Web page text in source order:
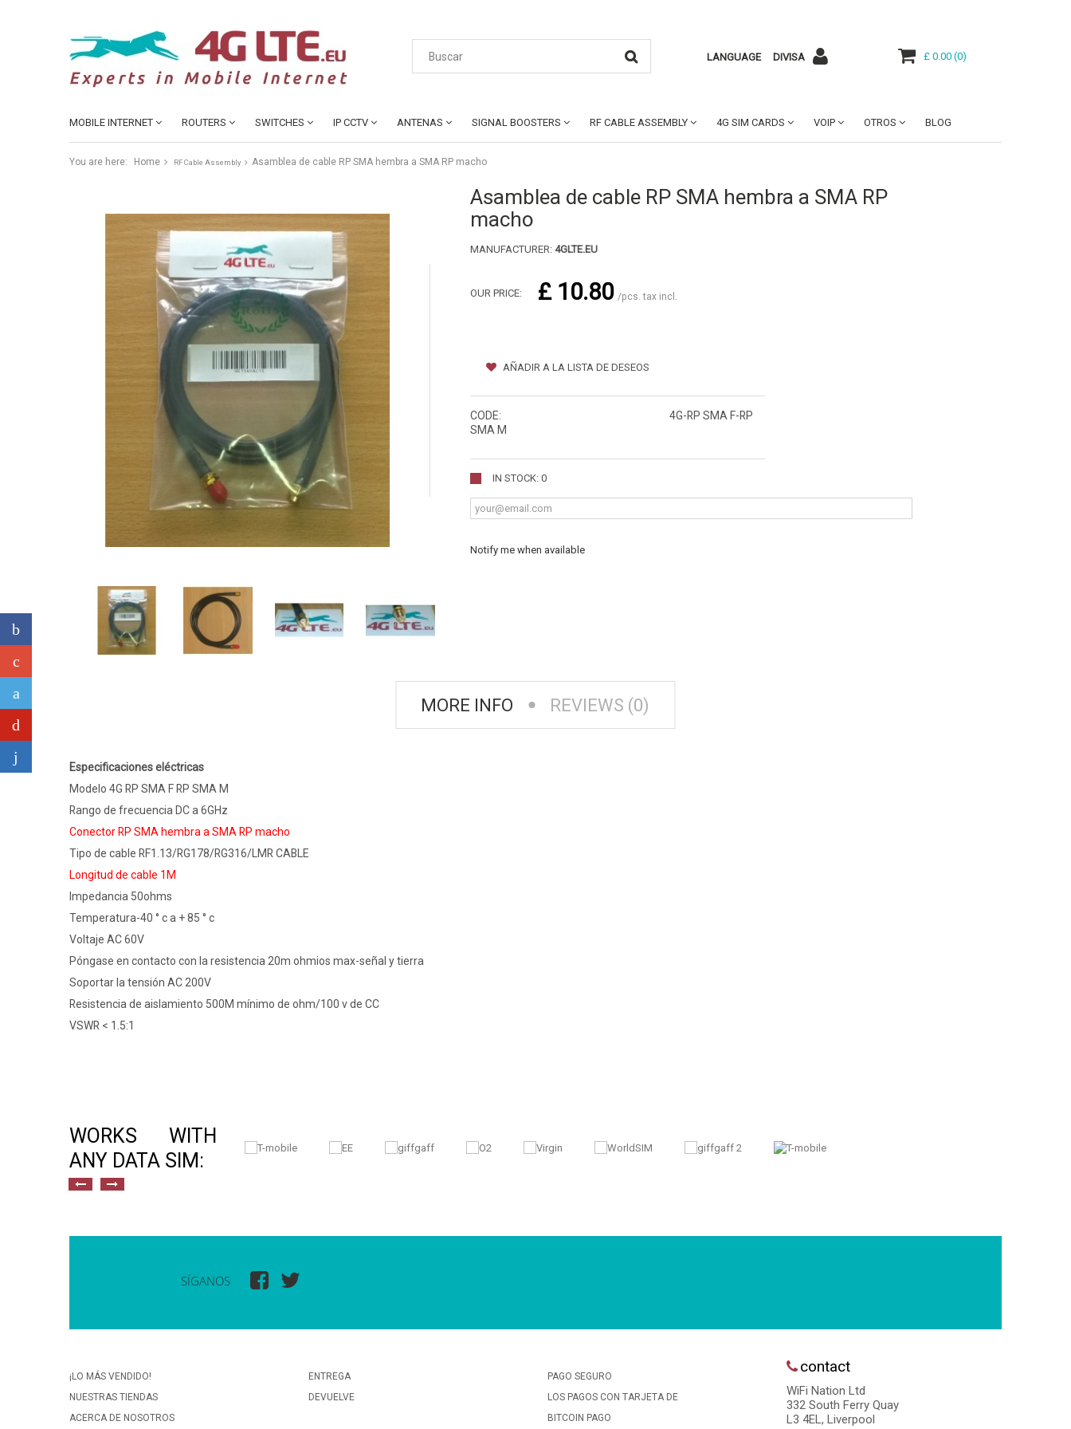
LANGUAGE DIVISA £ 0.00 (0)
MOBILE INTERNET ROUTERS SWITCHES IP CCTV ANTENAS SIGNAL BOOSTERS RF CABLE ASSEMBLY 4G SIM CARDS VOIP OTROS BLOG
You are here: Home RF Cable Assembly Asamblea de cable RP SMA hembra a SMA RP macho
Asamblea de cable RP SMA hembra a SMA RP
macho
MANUFACTURER: 4GLTE.EU
OUR PRICE: £ 10.80 /pcs. tax incl.
AÑADIR A LA LISTA DE DESEOS
CODE:
4G-RP SMA F-RP
SMA M
IN STOCK: 0
Notify me when available
MORE INFO REVIEWS (0)
Especificaciones eléctricas
Modelo 4G RP SMA F RP SMA M
Rango de frecuencia DC a 6GHz
Conector RP SMA hembra a SMA RP macho
Tipo de cable RF1.13/RG178/RG316/LMR CABLE
Longitud de cable 1M
Impedancia 50ohms
Temperatura-40 ° c a + 85 ° c
Voltaje AC 60V
Póngase en contacto con la resistencia 20m ohmios max-señal y tierra
Soportar la tensión AC 200V
Resistencia de aislamiento 500M mínimo de ohm/100 v de CC
VSWR < 1.5:1
WORKS WITH
ANY DATA SIM:
SÍGANOS
¡LO MÁS VENDIDO!
NUESTRAS TIENDAS
ACERCA DE NOSOTROS
ENTREGA
DEVUELVE
PAGO SEGURO
LOS PAGOS CON TARJETA DE
BITCOIN PAGO
contact
WiFi Nation Ltd
332 South Ferry Quay
L3 4EL, Liverpool